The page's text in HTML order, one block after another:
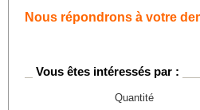
Nous répondrons à votre
Vous êtes intéressés par :
Quantité